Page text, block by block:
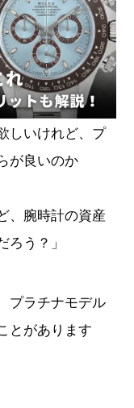
ィリップ
ロンコンスタンタ
しいけれど、プ
が良いのか
、腕時計の資産
う？」
プラチナモデル
とがあります